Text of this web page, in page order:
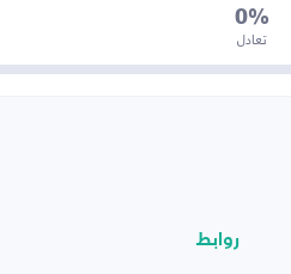
0%
تعادل
روابط